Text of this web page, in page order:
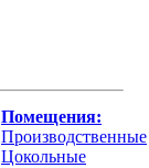
Помещения:
Производственные
Цокольные